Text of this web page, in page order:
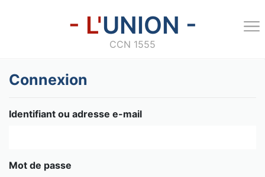
- L'UNION -
CCN 1555
Connexion
Identifiant ou adresse e-mail
Mot de passe